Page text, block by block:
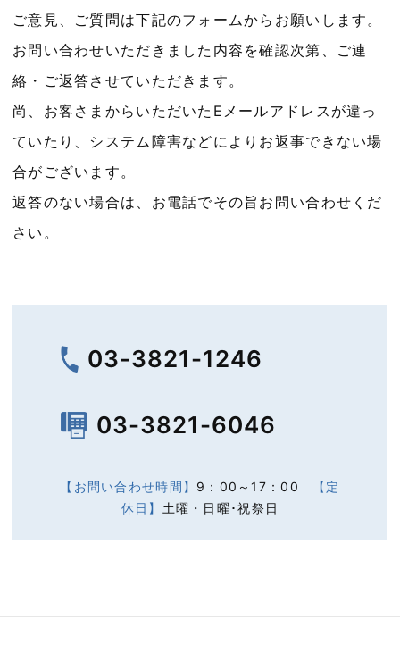
ご意見、ご質問は下記のフォームからお願いします。
お問い合わせいただきました内容を確認次第、ご連
絡・ご返答させていただきます。
尚、お客さまからいただいたEメールアドレスが違っ
ていたり、システム障害などによりお返事できない場
合がございます。
返答のない場合は、お電話でその旨お問い合わせくだ
さい。
03-3821-1246
03-3821-6046
【お問い合わせ時間】 9：00～17：00
【定
休日】 土曜・日曜･祝祭日